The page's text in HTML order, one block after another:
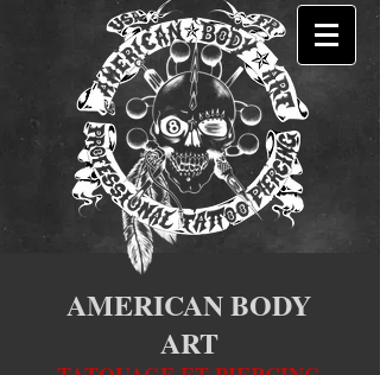
AMERICAN BODY
ART